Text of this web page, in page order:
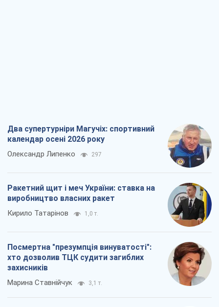
Два супертурніри Магучіх: спортивний
календар осені 2026 року
Олександр Липенко 297
Ракетний щит і меч України: ставка на
виробництво власних ракет
Кирило Татарінов 1,0 т.
Посмертна "презумпція винуватості":
хто дозволив ТЦК судити загиблих
захисників
Марина Ставнійчук 3,1 т.